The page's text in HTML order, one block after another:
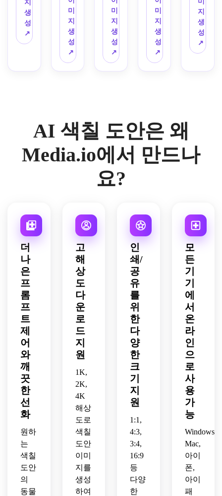
배경,
밝고
같은
깨끗
리티
흰 배
경,
음영
및 복
잡한
디테
배경,
명암
없음,
프린
트하
기 좋
은 학
넓은
색칠
공간,
깨끗
선,
순백
없음.
한 흰
배경,
명암
유치
도 쉽
안을
만드
세요.
검은
치,
넓은
위기,
깨끗
습지
스타
일,
흰 배
경,
명암
없음,
어린
유아
에 최
적화
됨.
지
생
성
↗
가 있
는 아
이를
위한
축제
크리
스마
세요.
단순
균형
미
지
생
성
↗
여운
할로
윈 인
쇄용
색칠
도안
을 만
선,
둥글
고 단
순한
도형,
가벼
운 별
미
지
생
성
↗
색칠
도안
을 만
드세
중간
난이
깨끗
한 외
중심
원형
되는
기,
미
지
생
성
↗
낙서
로 둘
러싼
인쇄
용 색
안을
화,
균형
잡힌
아한
외곽
기분
좋은
친절
한 분
위기,
쉬운
장식
요소,
흰 배
경,
회색
그림
자 없
음,
깔끔
한 인
쇄 마
무리.
지
생
성
↗
AI 색칠 도안은 왜
Media.io에서 만드나
요?
더
나
은
프
롬
프
트
제
어
와
깨
끗
한
선
화
원하
는
색칠
도안
의
동물
고
해
상
도
다
운
로
드
지
원
1K,
2K,
4K
해상
도로
색칠
도안
이미
지를
생성
하여
인
쇄/
공
유
를
위
한
다
양
한
크
기
지
원
1:1,
4:3,
3:4,
16:9
등
다양
한
모
든
기
기
에
서
온
라
인
으
로
사
용
가
능
Windows,
Mac,
아이
폰,
아이
패